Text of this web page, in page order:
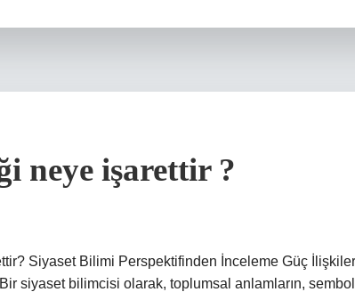
neye işarettir ?
Siyaset Bilimi Perspektifinden İnceleme Güç
siyaset bilimcisi olarak, toplumsal anlamların,